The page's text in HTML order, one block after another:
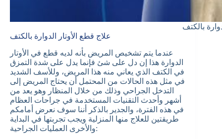
بالكتف
علاج قطع الأوتار الدوارة بالكتف
عندما يتم تشخيص المريض بأنه لديه قطع في الأوتار
الدوارة هذا إن دل على شئ فإنما يدل على شدة التمزق
في الكتف الذي يعاني منه هذا المريض، وللأسف الشديد
في مثل هذه الحالات من المحتمل أن يحتاج المريض إلى
التدخل الجراحي وذلك من خلال المنظار وهو يعد من
أشهر وأحدث التقنيات المستخدمة في جراحات العظام
في هذه الفترة، والجدير بالذكر أننا سوف نعرض أمامكم
طريقتين للعلاج منها المنزلية ويجب تجربتها في البداية
والأخرى العمليات الجراحية: